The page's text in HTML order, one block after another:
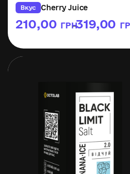
Вкус Cherry Juice
210,00 ГРН
–319,00